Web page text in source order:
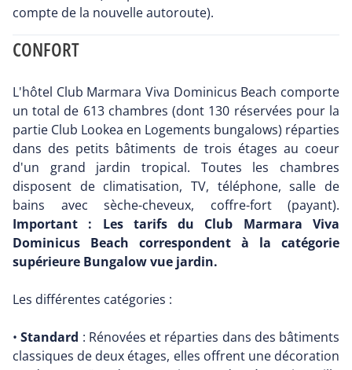
compte de la nouvelle autoroute).
CONFORT
L'hôtel Club Marmara Viva Dominicus Beach comporte
un total de 613 chambres (dont 130 réservées pour la
partie Club Lookea en Logements bungalows) réparties
dans des petits bâtiments de trois étages au coeur
d'un grand jardin tropical. Toutes les chambres
disposent de climatisation, TV, téléphone, salle de
bains avec sèche-cheveux, coffre-fort (payant).
Important : Les tarifs du Club Marmara Viva
Dominicus Beach correspondent à la catégorie
supérieure Bungalow vue jardin.
Les différentes catégories :
•Standard : Rénovées et réparties dans des bâtiments
classiques de deux étages, elles offrent une décoration